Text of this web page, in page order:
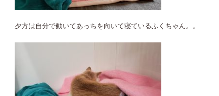
夕方は自分で動いてあっちを向いて寝ているふくちゃん。。